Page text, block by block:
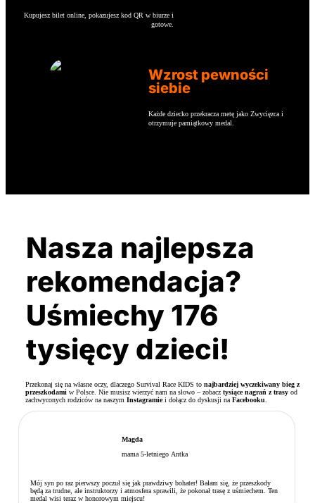
Kupujesz bilet online, pokazujesz kod QR w biurze i
gotowe.
Wzrost pewności
siebie
Każde dziecko przekracza metę jako Zwycięzca i
otrzymuje pamiątkowy medal.
Nasza najlepsza
rekomendacja?
Uśmiechy 176
tysięcy dzieci!
Przekonaj się na własne oczy, dlaczego Survival Race KIDS tonajbardziej wyczekiwany bieg z
przeszkodami w Polsce. Nie musisz wierzyć nam na słowo – zobacztysiące nagrań z trasy od
zachwyconych rodziców na naszymInstagramiei dołącz do dyskusji naFacebooku
Magda
mama 5-letniego Antka
Mój syn po raz pierwszy poczuł się jak prawdziwy bohater! Bałam się, że przeszkody
będą za trudne, ale instruktorzy i atmosfera sprawili, że pokonał trasę z uśmiechem. Ten
medal wisi teraz w honorowym miejscu!